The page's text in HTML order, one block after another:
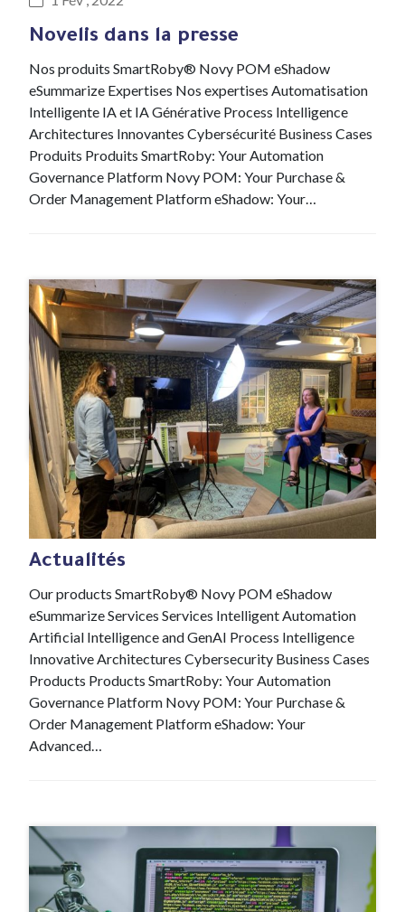
Novelis dans la presse
Nos produits SmartRoby® Novy POM eShadow
eSummarize Expertises Nos expertises Automatisation
Intelligente IA et IA Générative Process Intelligence
Architectures Innovantes Cybersécurité Business Cases
Produits Produits SmartRoby: Your Automation
Governance Platform Novy POM: Your Purchase &
Order Management Platform eShadow: Your…
#News
21 Jan , 2022
Actualités
Our products SmartRoby® Novy POM eShadow
eSummarize Services Services Intelligent Automation
Artificial Intelligence and GenAI Process Intelligence
Innovative Architectures Cybersecurity Business Cases
Products Products SmartRoby: Your Automation
Governance Platform Novy POM: Your Purchase &
Order Management Platform eShadow: Your
Advanced…